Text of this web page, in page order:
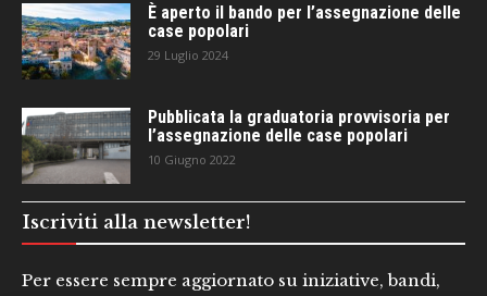
È aperto il bando per l’assegnazione delle
case popolari
29 Luglio 2024
Pubblicata la graduatoria provvisoria per
l’assegnazione delle case popolari
10 Giugno 2022
Iscriviti alla newsletter!
Per essere sempre aggiornato su iniziative, bandi,